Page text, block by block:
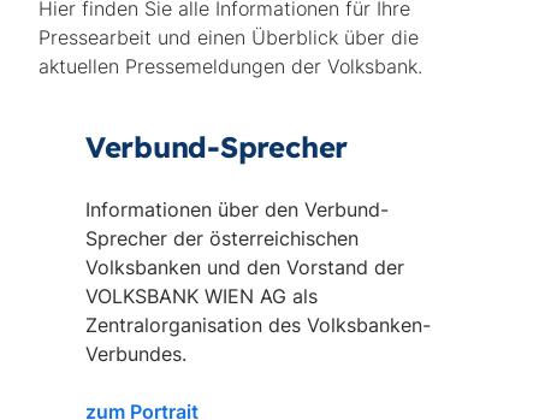
Hier finden Sie alle Informationen für Ihre
Pressearbeit und einen Überblick über die
aktuellen Pressemeldungen der Volksbank.
Verbund-Sprecher
Informationen über den Verbund-
Sprecher der österreichischen
Volksbanken und den Vorstand der
VOLKSBANK WIEN AG als
Zentralorganisation des Volksbanken-
Verbundes.
zum Portrait